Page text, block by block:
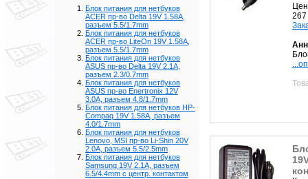
Блок питания для нетбуков
ACER пр-во Delta 19V 1.58A,
разъем 5.5/1.7mm
Блок питания для нетбуков
ACER пр-во LiteOn 19V 1.58A,
разъем 5.5/1.7mm
Блок питания для нетбуков
ASUS пр-во Delta 19V 2.1A,
разъем 2.3/0.7mm
Блок питания для нетбуков
ASUS пр-во Enertronix 12V
3.0A, разъем 4.8/1.7mm
Блок питания для нетбуков HP-
Compaq 19V 1.58A, разъем
4.0/1.7mm
Блок питания для нетбуков
Lenovo, MSI пр-во Li-Shin 20V
2.0A, разъем 5.5/2.5mm
Блок питания для нетбуков
Samsung 19V 2.1A, разъем
6.5/4.4mm с центр. контактом